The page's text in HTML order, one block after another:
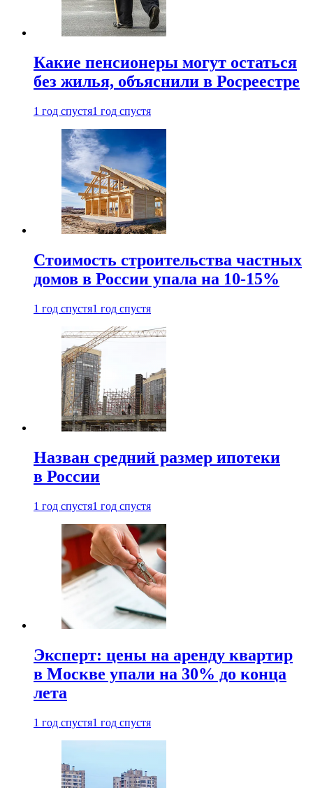
Какие пенсионеры могут остаться
без жилья, объяснили в Росреестре
1 год спустя1 год спустя
Стоимость строительства частных
домов в России упала на 10-15%
1 год спустя1 год спустя
Назван средний размер ипотеки
в России
1 год спустя1 год спустя
Эксперт: цены на аренду квартир
в Москве упали на 30% до конца
лета
1 год спустя1 год спустя